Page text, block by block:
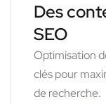
Des
SEO
Optimisation
clés pour
de recherche.